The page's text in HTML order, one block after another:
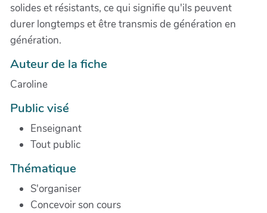
solides et résistants, ce qui signifie qu'ils peuvent
durer longtemps et être transmis de génération en
génération.
Auteur de la fiche
Caroline
Public visé
Enseignant
Tout public
Thématique
S'organiser
Concevoir son cours